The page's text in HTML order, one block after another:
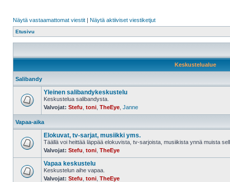
Näytä vastaamattomat viestit | Näytä aktiiviset viestiketjut
Etusivu
Keskustelualue
Salibandy
Yleinen salibandykeskustelu
Keskustelua salibandysta.
Valvojat: Stefu toni TheEye Janne
Vapaa-aika
Elokuvat, tv-sarjat, musiikki yms.
Täällä voi heittää läppää elokuvista, tv-sarjoista, musiikista ynnä muista
Valvojat: Stefu toni TheEye
Vapaa keskustelu
Keskustelun aihe vapaa.
Valvojat: Stefu toni TheEye